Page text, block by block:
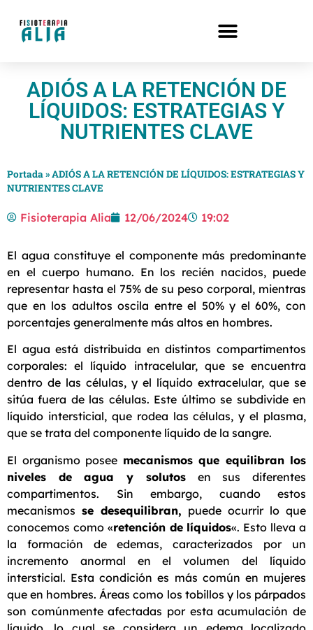
ADIÓS A LA RETENCIÓN DE
LÍQUIDOS: ESTRATEGIAS Y
NUTRIENTES CLAVE
Portada»ADIÓS A LA RETENCIÓN DE LÍQUIDOS: ESTRATEGIAS Y
NUTRIENTES CLAVE
Fisioterapia Alia 12/06/2024 19:02
El agua constituye el componente más predominante
en el cuerpo humano. En los recién nacidos, puede
representar hasta el 75% de su peso corporal, mientras
que en los adultos oscila entre el 50% y el 60%, con
porcentajes generalmente más altos en hombres.
El agua está distribuida en distintos compartimentos
corporales: el líquido intracelular, que se encuentra
dentro de las células, y el líquido extracelular, que se
sitúa fuera de las células. Este último se subdivide en
líquido intersticial, que rodea las células, y el plasma,
que se trata del componente líquido de la sangre.
El organismo posee mecanismos que equilibran los
niveles de agua y solutosen sus diferentes
compartimentos. Sin embargo, cuando estos
mecanismos se desequilibran, puede ocurrir lo que
conocemos como «retención de líquidos«. Esto lleva a
la formación de edemas, caracterizados por un
incremento anormal en el volumen del líquido
intersticial. Esta condición es más común en mujeres
que en hombres. Áreas como los tobillos y los párpados
son comúnmente afectadas por esta acumulación de